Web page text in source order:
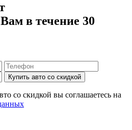
в течение 30
Купить авто со скидкой
со скидкой вы соглашаетесь на